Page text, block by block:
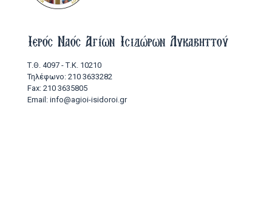
Ιερός Ναός Αγίων Ισιδώρων Λυκαβηττού
Τ.Θ. 4097 - Τ.Κ. 10210
Τηλέφωνο: 210 3633282
Fax: 210 3635805
Email: info@agioi-isidoroi.gr